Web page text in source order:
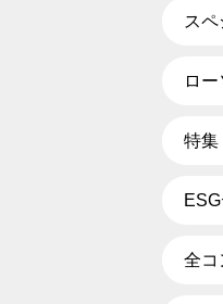
ス
ロ
特集
全コ